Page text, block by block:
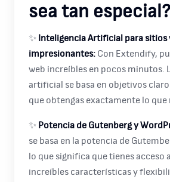
sea tan especial?
✨ Inteligencia Artificial para sitios
impresionantes: Con Extendify,
web increíbles en pocos minutos.
artificial se basa en objetivos
que obtengas exactamente lo que
✨ Potencia de Gutenberg y
se basa en la potencia de
lo que significa que tienes acceso
increíbles características y